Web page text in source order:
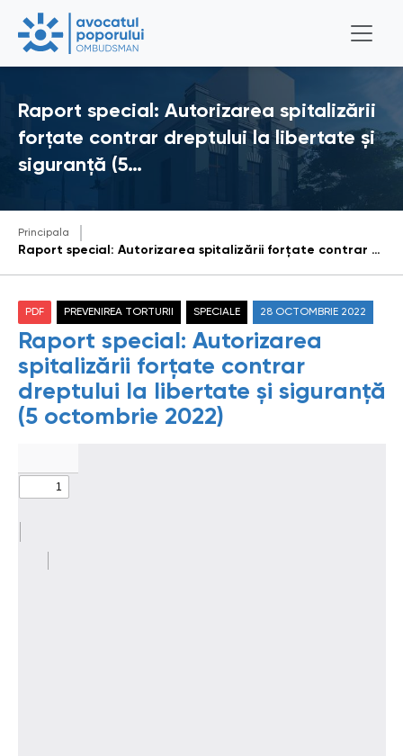
Raport special: Autorizarea spitalizării
forțate contrar dreptului la libertate și
siguranță (5…
Principala
Raport special: Autorizarea spitalizării forțate contrar dreptului la libertate și siguranță (5 octombrie 2022)
PDF PREVENIREA TORTURII SPECIALE 28 OCTOMBRIE 2022
Raport special: Autorizarea
spitalizării forțate contrar
dreptului la libertate și siguranță
(5 octombrie 2022)